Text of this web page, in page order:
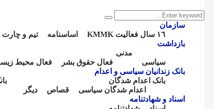
Search
for:
Search
سازمان
١٦ سال فعالیت KMMK
اساسنامە تیم و
بازداشت
سیاسی
مدنی
فعال حقوق بشر
فعال محیط
بانک زندانیان سیاسی و اعدام
بانک اعدام شدگان
اعدام شدگان سیاسی
قصاص دیگر
اسناد و شهادتنامە